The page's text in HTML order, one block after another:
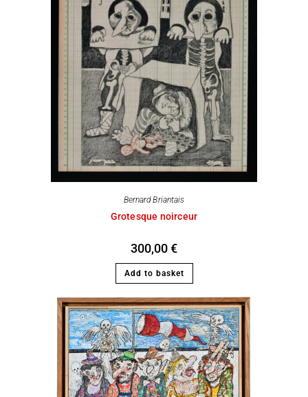
Bernard Briantais
Grotesque noirceur
300,00€
Add to basket